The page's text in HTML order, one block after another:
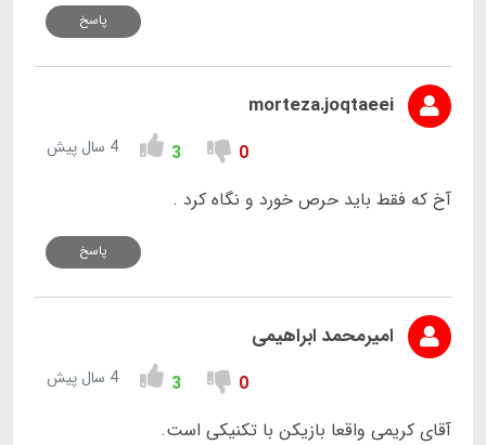
پاسخ
morteza.joqtaeei
0
3 4 سال پیش
آخ که فقط باید حرص خورد و نگاه کرد .
پاسخ
امیرمحمد ابراهیمی
0
3 4 سال پیش
آقای کریمی واقعا بازیکن با تکنیکی است.